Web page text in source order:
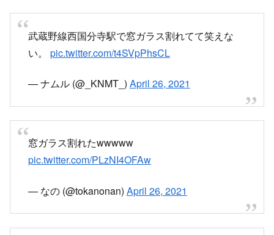
武蔵野線西国分寺駅で窓ガラス割れてて笑えな
窓ガラス割れたwwwww
pic.twitter.com/PLzNI4OFAw
— なの (@tokanonan)April 26, 2021